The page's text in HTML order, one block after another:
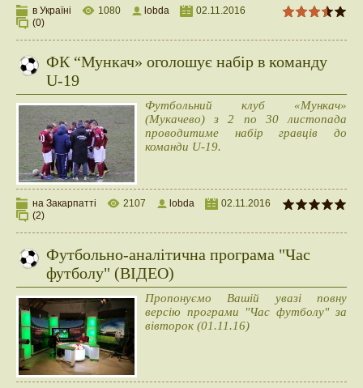
в Україні 1080 lobda
02.11.2016
(0)
ФК “Мункач» оголошує набір в команду
U-19
Футбольний клуб «Мункач»
(Мукачево) з 2 по 30 листопада
проводитиме набір гравців до
команди U-19.
на Закарпатті 2107 lobda
02.11.2016
(2)
Футбольно-аналітична програма "Час
футболу" (ВІДЕО)
Пропонуємо Вашій увазі повну
версію програми "Час футболу" за
вівторок (01.11.16)